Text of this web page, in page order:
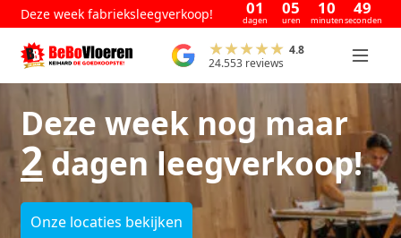
Deze week fabrieksleegverkoop! 01
dagen
05
uren
10
minuten
49
seconden
4.8
24.553 reviews
Deze week nog maar
2dagen leegverkoop!
Onze locaties bekijken